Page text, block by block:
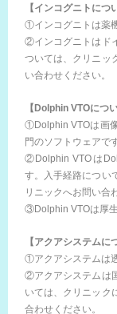
【インコグニトにつ
①インコグニトは薬
②インコグニトはド
ついては、クリニッ
い合わせください。
【Dolphin VTOについ
①Dolphin VTOは画
門のソフトウェアです
②Dolphin VTOは
す。入手経路につい
リニックへお問い合
③Dolphin VTOは厚生
【アクアシステムに
①アクアシステムは
②アクアシステムは
いては、クリニック
合わせください。